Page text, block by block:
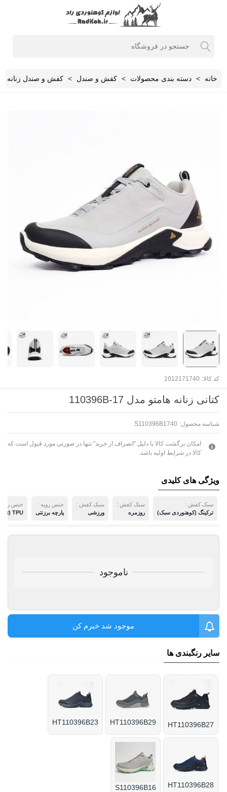
خانه > دسته بندی محصولات > کفش و صندل > کفش و صندل زنانه
کد کالا: 1012171740
کتانی زنانه هامتو مدل 110396B-17
شناسه محصول: S110396B1740
امکان برگشت کالا با دلیل "انصراف از خرید" تنها در صورتی مورد قبول است که
کالا در شرایط اولیه باشد.
ویژگی های کلیدی
سبک کفش :
ترکینگ (کوهنوردی سبک)
سبک کفش :
روزمره
سبک کفش :
ورزشی
جنس رویه :
پارچه برزنتی
جنس
TPU (ترمو پلاستیک پلی اورتان)
ناموجود
موجود شد خبرم کن
سایر رنگبندی ها
HT110396B27
HT110396B29
HT110396B23
HT110396B28
S110396B16